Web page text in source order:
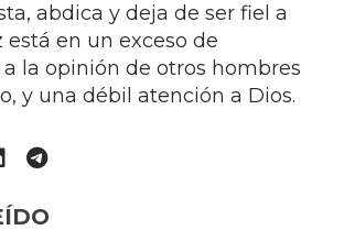
abdica y deja de ser fiel a
está en un exceso de
la opinión de otros hombres
y una débil atención a Dios.